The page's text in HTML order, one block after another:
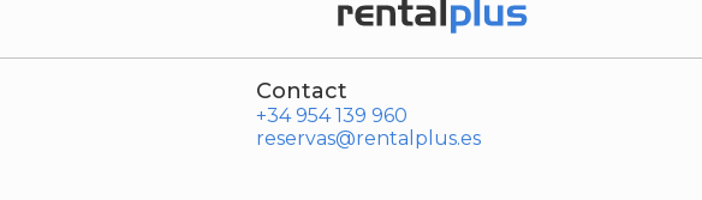
Contact
+34 954 139 960
reservas@rentalplus.es